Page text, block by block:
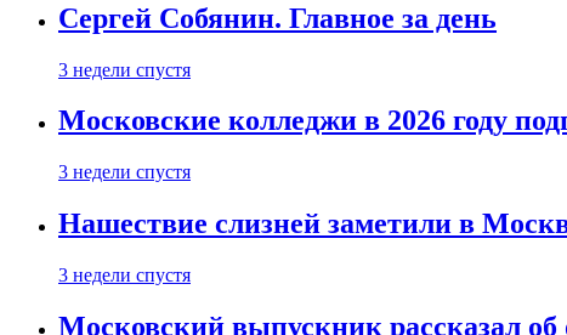
Сергей Собянин. Главное за день
3 недели спустя
Московские колледжи в 2026 году
3 недели спустя
Нашествие слизней заметили в
3 недели спустя
Московский выпускник рассказал